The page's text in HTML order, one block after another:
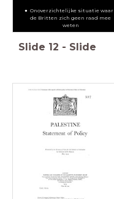
Onoverzichtelijke situatie waar
de Britten zich geen raad mee
weten
Slide 12 - Slide